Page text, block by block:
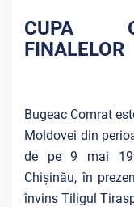
CUPA
FINALELOR
Bugeac Comrat
Moldovei din
de pe 9 mai
Chișinău, în
învins Tiligul